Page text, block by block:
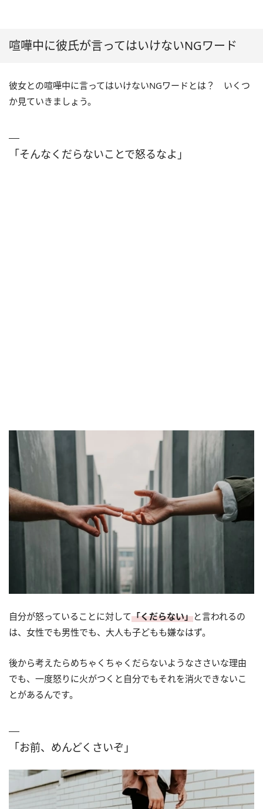
喧嘩中に彼氏が言ってはいけないNGワード
彼女との喧嘩中に言ってはいけないNGワードとは？ いくつ
か見ていきましょう。
「そんなくだらないことで怒るなよ」
自分が怒っていることに対して「くだらない」と言われるの
は、女性でも男性でも、大人も子どもも嫌なはず。
後から考えたらめちゃくちゃくだらないようなささいな理由
でも、一度怒りに火がつくと自分でもそれを消火できないこ
とがあるんです。
「お前、めんどくさいぞ」